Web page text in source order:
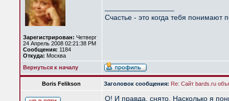
Зарегистрирован: Четверг
24 Апрель 2008 02:21:38 PM
Сообщения: 1184
Откуда: Москва
Счастье - это когда тебя понимают
Вернуться к началу
Boris Felikson Заголовок сообщения: Re: Сайт bards.ru
О! И правда, снято. Насколько я